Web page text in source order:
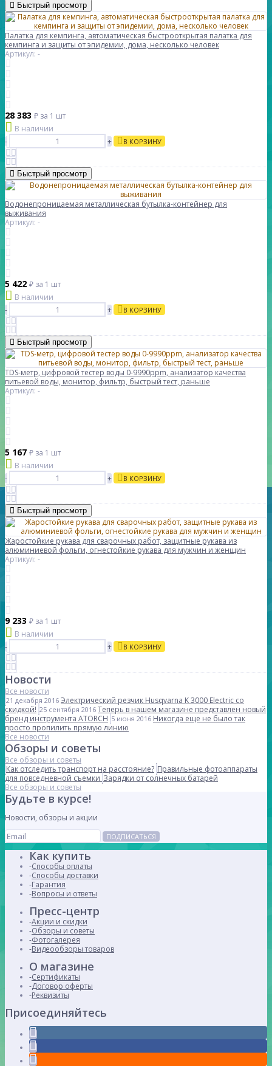
Быстрый просмотр
Палатка для кемпинга, автоматическая быстрооткрытая палатка для
кемпинга и защиты от эпидемии, дома, несколько человек
Артикул: -
28 383 ₽ за 1 шт
В наличии
-
+ В КОРЗИНУ
Быстрый просмотр
Водонепроницаемая металлическая бутылка-контейнер для
выживания
Артикул: -
5 422 ₽ за 1 шт
В наличии
-
+ В КОРЗИНУ
Быстрый просмотр
TDS-метр, цифровой тестер воды 0-9990ppm, анализатор качества
питьевой воды, монитор, фильтр, быстрый тест, раньше
Артикул: -
5 167 ₽ за 1 шт
В наличии
-
+ В КОРЗИНУ
Быстрый просмотр
Жаростойкие рукава для сварочных работ, защитные рукава из
алюминиевой фольги, огнестойкие рукава для мужчин и женщин
Артикул: -
9 233 ₽ за 1 шт
В наличии
-
+ В КОРЗИНУ
Новости
Все новости
21 декабря 2016 Электрический резчик Husqvarna K 3000 Electric со
скидкой! 25 сентября 2016 Теперь в нашем магазине представлен новый
бренд инструмента ATORCH 5 июня 2016 Никогда еще не было так
просто пропилить прямую линию
Все новости
Обзоры и советы
Все обзоры и советы
Как отследить транспорт на расстояние? Правильные фотоаппараты
для повседневной съемки Зарядки от солнечных батарей
Все обзоры и советы
Будьте в курсе!
Новости, обзоры и акции
ПОДПИСАТЬСЯ
Как купить
Способы оплаты
Способы доставки
Гарантия
Вопросы и ответы
Пресс-центр
Акции и скидки
Обзоры и советы
Фотогалерея
Видеообзоры товаров
О магазине
Сертификаты
Договор оферты
Реквизиты
Присоединяйтесь